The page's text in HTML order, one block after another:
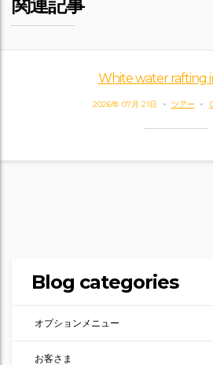
関連記事
White water rafting
2026年 07月 21日 ツアー
Blog categories
オプションメニュー
お客さま